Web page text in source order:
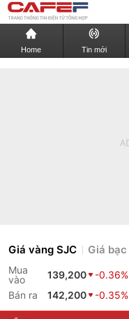
Home Tin mới
Giá vàng SJC Giá bạc
Mua
vào
139,200
-0.36%
Bán ra
142,200 -0.35%